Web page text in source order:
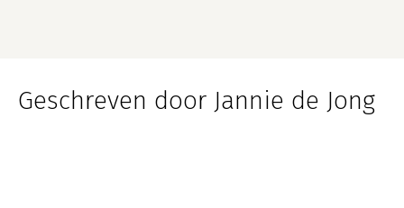
Geschreven door Jannie de Jong